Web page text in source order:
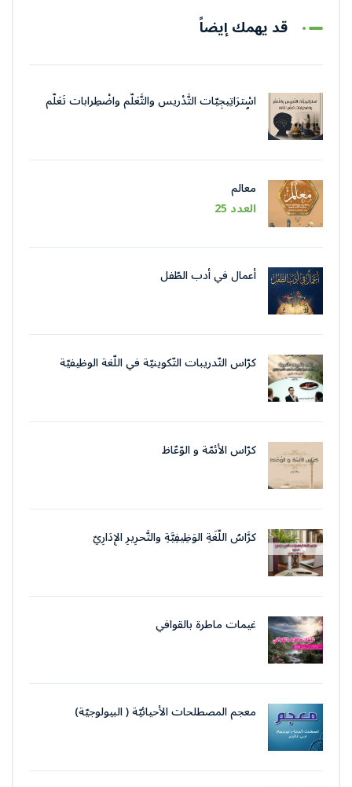
قد يهمك إيضاً
اسْترَاتِيجِيّات التَّدْريس والتَّعَلُّم واضْطِرابات تَعَلُّم
معالم
العدد 25
أعمال في أدب الطّفل
كرّاس التّدريبات التّكوينيّة في اللّغة الوظيفيّة
كرّاس الأئمّة و الوّعّاظ
كرَّاسُ اللُّغَةِ الوَظِيفِيَّةِ والتَّحرِيرِ الإِدَارِيّ
غيمات ماطرة بالقوافي
معجم المصطلحات الأحيائيّة ( البيولوجيّة)